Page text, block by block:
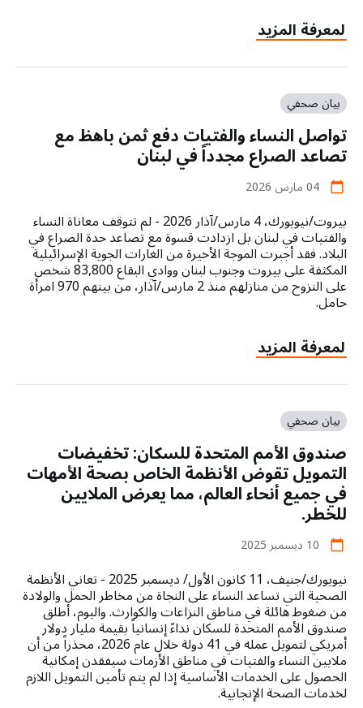
لمعرفة المزيد
about
الاضطرابات
الناجمة
الحرب
في
الشرق
الأوسط
تؤدي
إلى
تأخير
وصول
الإمدادات
المنقذة
للحياة
في
مجال
الصحة
الإنجابية
والفتيات
في
جميع
أنحاء
العالم
بيان صحفي
تواصل النساء والفتيات دفع ثمن باهظ مع
تصاعد الصراع مجدداً في لبنان
calendar_today 04 مارس 2026
بيروت/نيويورك، 4 مارس/آذار 2026 - لم تتوقف معاناة النساء
والفتيات في لبنان بل ازدادت قسوة مع تصاعد حدة الصراع في
البلاد. فقد أجبرت الموجة الأخيرة من الغارات الجوية الإسرائيلية
المكثفة على بيروت وجنوب لبنان ووادي البقاع 83,800 شخص
على النزوح من منازلهم منذ 2 مارس/آذار، من بينهم 970 امرأة
حامل.
لمعرفة المزيد
about
تواصل
النساء
دفع
ثمن
باهظ
مع
تصاعد
الصراع
مجدداً
في
لبنان
بيان صحفي
صندوق الأمم المتحدة للسكان: تخفيضات
التمويل تقوض الأنظمة الخاص بصحة الأمهات
في جميع أنحاء العالم، مما يعرض الملايين
للخطر.
calendar_today 10 ديسمبر 2025
نيويورك/جنيف، 11 كانون الأول/ ديسمبر 2025 - تعاني الأنظمة
الصحية التي تساعد النساء على النجاة من مخاطر الحمل والولادة
من ضغوط هائلة في مناطق النزاعات والكوارث. واليوم، أطلق
صندوق الأمم المتحدة للسكان نداءً إنسانياً بقيمة مليار دولار
أمريكي لتمويل عمله في 41 دولة خلال عام 2026، محذراً من أن
ملايين النساء والفتيات في مناطق الأزمات سيفقدن إمكانية
الحصول على الخدمات الأساسية إذا لم يتم تأمين التمويل اللازم
لخدمات الصحة الإنجابية.